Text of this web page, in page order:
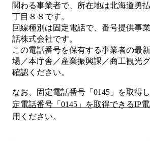
関わる事業者で、所在地は北海道勇
丁目８８ です。
回線種別は固定電話で、番号提供事
話株式会社です。
この電話番号を保有する事業者の最
場／本庁舎／産業振興課／商工観光
確認ください。
なお、固定電話番号「 0145 」を取得
定電話番号「 0145 」を取得できるIP
用ください。